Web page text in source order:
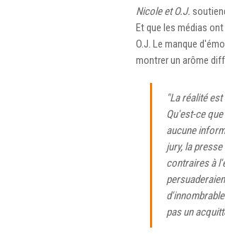
Nicole et O.J.
Et que les médias
O.J. Le manque
montrer un arôme
"La réalité
Qu'est-ce que
aucune
jury, la
contraires à
pas un